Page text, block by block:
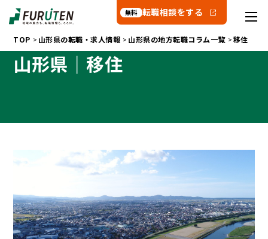
無料 転職相談をする
TOP 山形県の転職・求人情報 山形県の地方転職コラム一覧 移住
山形県｜移住